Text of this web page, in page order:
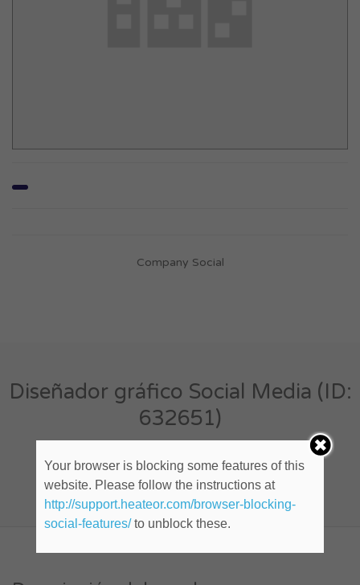
Company Social
Diseñador gráfico Social Media (ID:
632651)
Cualquier lugar
Publicado hace 10 años
Your browser is blocking some features of this
website. Please follow the instructions at
http://support.heateor.com/browser-blocking-
social-features/to unblock these.